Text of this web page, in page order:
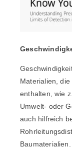
Materialien,
enthalten, wie
Umwelt- oder
auch hilfreich
Baumaterialien.